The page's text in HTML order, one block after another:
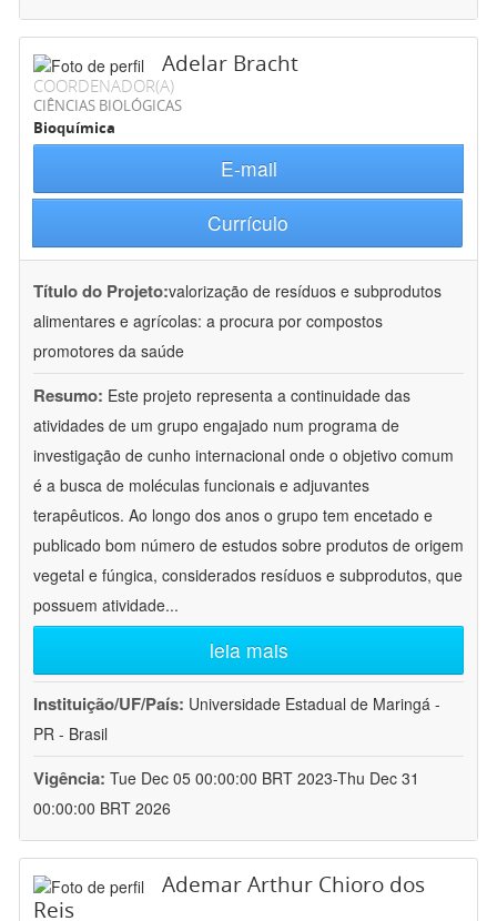
Adelar Bracht
COORDENADOR(A)
CIÊNCIAS BIOLÓGICAS
Bioquímica
E-mail
Currículo
Título do Projeto:valorização de resíduos e subprodutos
alimentares e agrícolas: a procura por compostos
promotores da saúde
Resumo: Este projeto representa a continuidade das
atividades de um grupo engajado num programa de
investigação de cunho internacional onde o objetivo comum
é a busca de moléculas funcionais e adjuvantes
terapêuticos. Ao longo dos anos o grupo tem encetado e
publicado bom número de estudos sobre produtos de origem
vegetal e fúngica, considerados resíduos e subprodutos, que
possuem atividade...
leia mais
Instituição/UF/País: Universidade Estadual de Maringá -
PR - Brasil
Vigência: Tue Dec 05 00:00:00 BRT 2023-Thu Dec 31
00:00:00 BRT 2026
Ademar Arthur Chioro dos
Reis